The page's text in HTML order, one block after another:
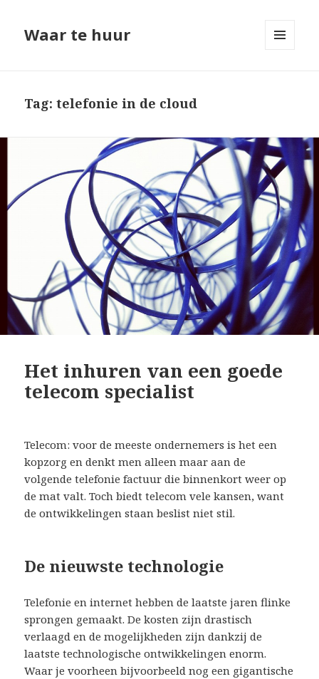
Waar te huur
Tag: telefonie in de cloud
Het inhuren van een goede
telecom specialist
Telecom: voor de meeste ondernemers is het een
kopzorg en denkt men alleen maar aan de
volgende telefonie factuur die binnenkort weer op
de mat valt. Toch biedt telecom vele kansen, want
de ontwikkelingen staan beslist niet stil.
De nieuwste technologie
Telefonie en internet hebben de laatste jaren flinke
sprongen gemaakt. De kosten zijn drastisch
verlaagd en de mogelijkheden zijn dankzij de
laatste technologische ontwikkelingen enorm.
Waar je voorheen bijvoorbeeld nog een gigantische